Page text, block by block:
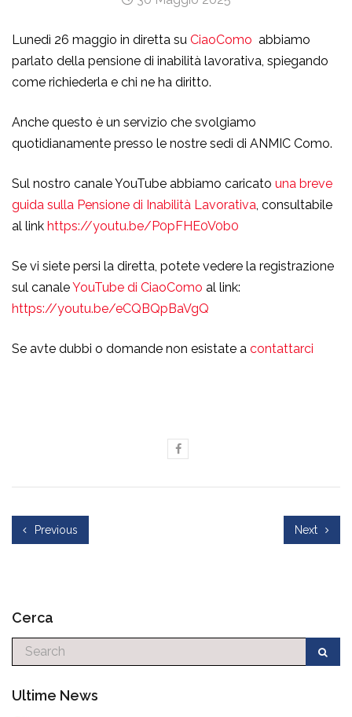
Lunedì 26 maggio in diretta su CiaoComo abbiamo
parlato della pensione di inabilità lavorativa, spiegando
come richiederla e chi ne ha diritto.
Anche questo è un servizio che svolgiamo
quotidianamente presso le nostre sedi di ANMIC Como.
Sul nostro canale YouTube abbiamo caricato una breve
guida sulla Pensione di Inabilità Lavorativa, consultabile
al link https://youtu.be/P0pFHE0V0b0
Se vi siete persi la diretta, potete vedere la registrazione
sul canaleYouTube di CiaoComo al link:
https://youtu.be/eCQBQpBaVgQ
Se avte dubbi o domande non esistate a contattarci
Previous Next
Cerca
Cerca
Ultime News